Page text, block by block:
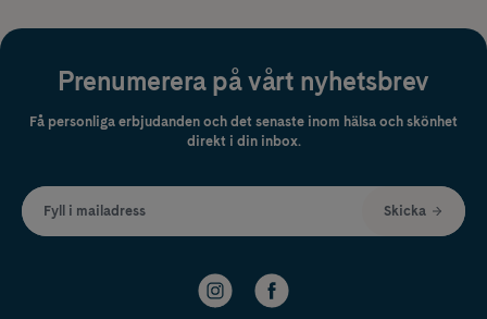
Prenumerera på vårt nyhetsbrev
Få personliga erbjudanden och det senaste inom hälsa och skönhet
direkt i din inbox.
Fyll i mailadress Skicka